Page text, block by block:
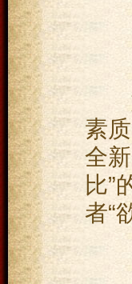
如
素
全
比”
者“